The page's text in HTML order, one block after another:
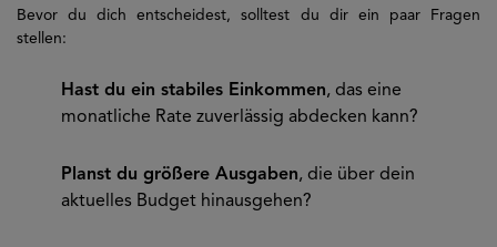
Bevor du dich entscheidest, solltest du dir ein paar Fragen
stellen:
Hast du ein stabiles Einkommen, das eine
monatliche Rate zuverlässig abdecken kann?
Planst du größere Ausgaben, die über dein
aktuelles Budget hinausgehen?